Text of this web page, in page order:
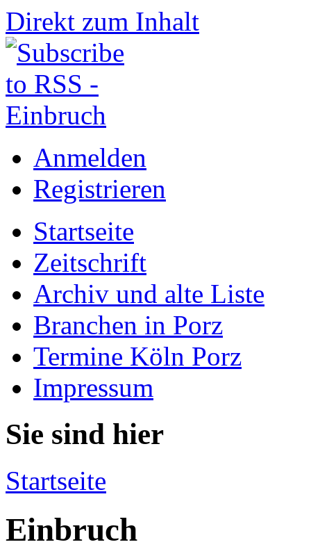
Direkt zum Inhalt
Anmelden
Registrieren
Startseite
Zeitschrift
Archiv und alte Liste
Branchen in Porz
Termine Köln Porz
Impressum
Sie sind hier
Startseite
Einbruch